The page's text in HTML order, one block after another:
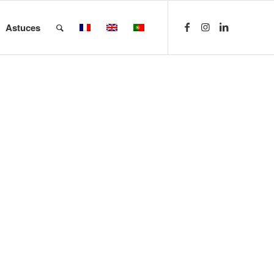
Astuces